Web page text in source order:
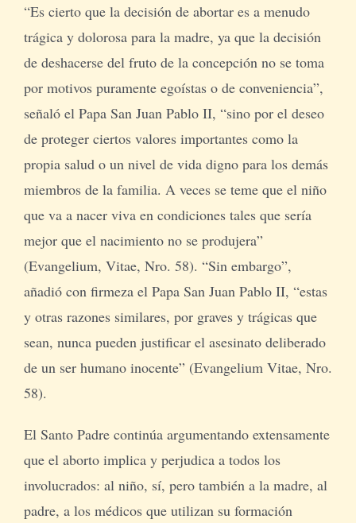
“Es cierto que la decisión de abortar es a menudo
trágica y dolorosa para la madre, ya que la decisión
de deshacerse del fruto de la concepción no se toma
por motivos puramente egoístas o de conveniencia”,
señaló el Papa San Juan Pablo II, “sino por el deseo
de proteger ciertos valores importantes como la
propia salud o un nivel de vida digno para los demás
miembros de la familia. A veces se teme que el niño
que va a nacer viva en condiciones tales que sería
mejor que el nacimiento no se produjera”
(Evangelium, Vitae, Nro. 58). “Sin embargo”,
añadió con firmeza el Papa San Juan Pablo II, “estas
y otras razones similares, por graves y trágicas que
sean, nunca pueden justificar el asesinato deliberado
de un ser humano inocente” (Evangelium Vitae, Nro.
58).
El Santo Padre continúa argumentando extensamente
que el aborto implica y perjudica a todos los
involucrados: al niño, sí, pero también a la madre, al
padre, a los médicos que utilizan su formación